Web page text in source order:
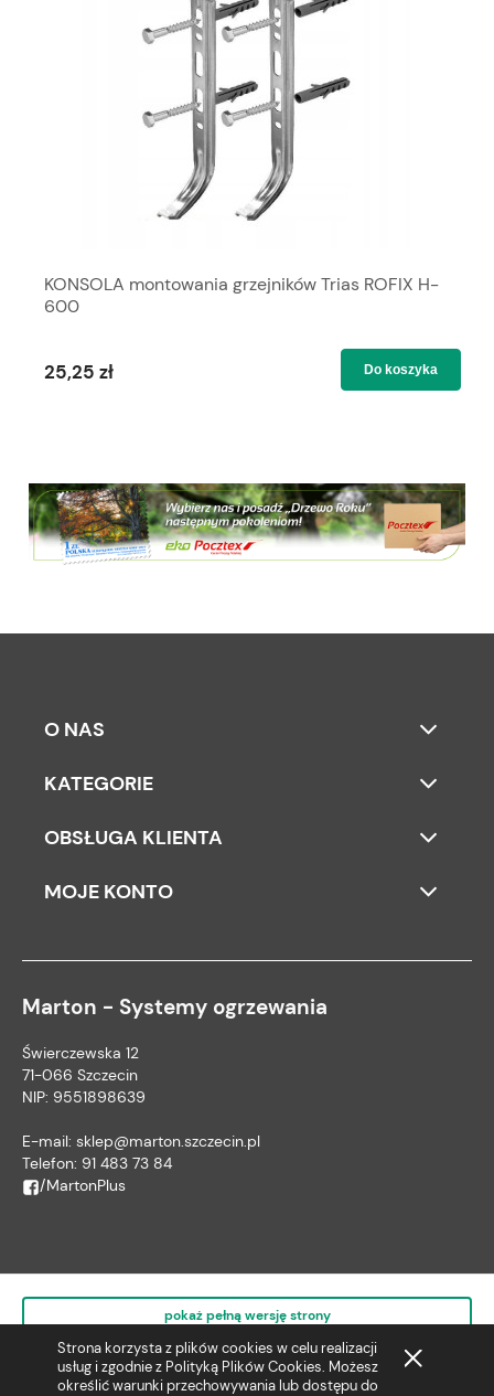
Strona korzysta z plików cookies w celu realizacji
usług i zgodnie z Polityką Plików Cookies. Możesz
określić warunki przechowywania lub dostępu do
KONSOLA montowania grzejników Trias ROFIX H-
600
25,25 zł Do koszyka
O NAS
KATEGORIE
OBSŁUGA KLIENTA
MOJE KONTO
Marton - Systemy ogrzewania
Świerczewska 12
71-066 Szczecin
NIP: 9551898639
E-mail: sklep@marton.szczecin.pl
Telefon: 91 483 73 84
/MartonPlus
pokaż pełną wersję strony
Sklep internetowy Shoper.pl